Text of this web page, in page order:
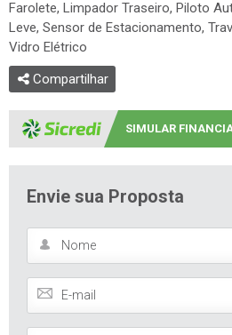
Farolete, Limpador Traseiro, Piloto
Leve, Sensor de Estacionamento,
Vidro Elétrico
Compartilhar
SIMULAR
Envie sua Proposta